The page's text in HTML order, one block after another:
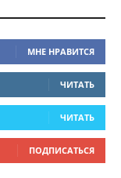
МНЕ НРАВИТСЯ
ЧИТАТЬ
ЧИТАТЬ
ПОДПИСАТЬСЯ